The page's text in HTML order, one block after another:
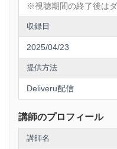
※視聴期間の終了後は
収録日
2025/04/23
提供方法
Deliveru配信
講師のプロフィール
講師名